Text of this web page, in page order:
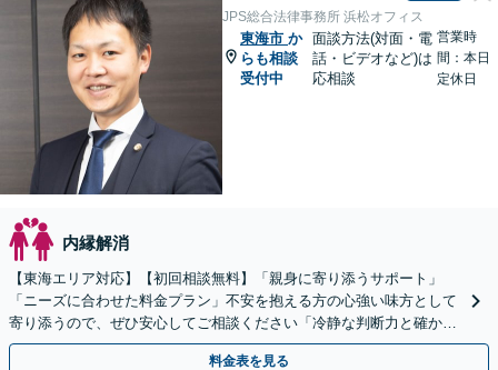
JPS総合法律事務所 浜松オフィス
東海市 か
らも相談
受付中
面談方法(対面・電
話・ビデオなど)は
応相談
営業時
間：本日
定休日
内縁解消
【東海エリア対応】【初回相談無料】「親身に寄り添うサポート」
「ニーズに合わせた料金プラン」不安を抱える方の心強い味方として
寄り添うので、ぜひ安心してご相談ください「冷静な判断力と確かな
交渉力で、あなたの権利を守ります」【休日・夜間相談可】
料金表を見る